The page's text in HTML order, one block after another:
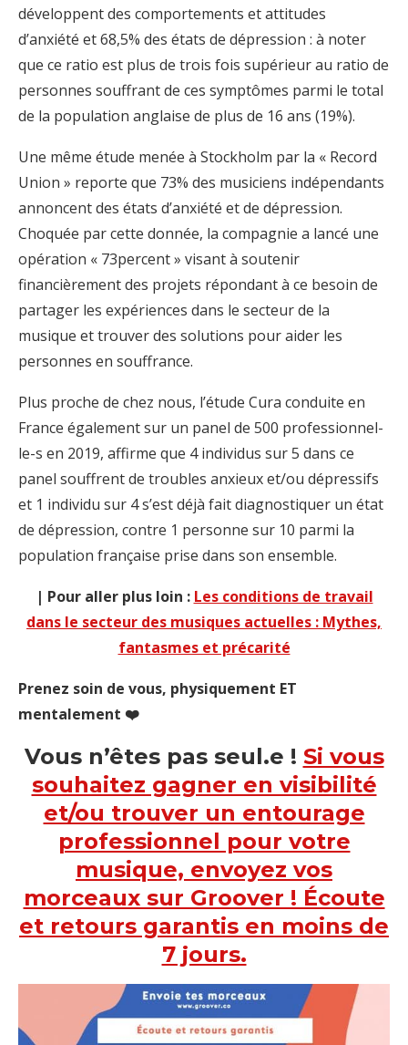
développent des comportements et attitudes
d’anxiété et 68,5% des états de dépression : à noter
que ce ratio est plus de trois fois supérieur au ratio de
personnes souffrant de ces symptômes parmi le total
de la population anglaise de plus de 16 ans (19%).
Une même étude menée à Stockholm par la « Record
Union » reporte que 73% des musiciens indépendants
annoncent des états d’anxiété et de dépression.
Choquée par cette donnée, la compagnie a lancé une
opération « 73percent » visant à soutenir
financièrement des projets répondant à ce besoin de
partager les expériences dans le secteur de la
musique et trouver des solutions pour aider les
personnes en souffrance.
Plus proche de chez nous, l’étude Cura conduite en
France également sur un panel de 500 professionnel-
le-s en 2019, affirme que 4 individus sur 5 dans ce
panel souffrent de troubles anxieux et/ou dépressifs
et 1 individu sur 4 s’est déjà fait diagnostiquer un état
de dépression, contre 1 personne sur 10 parmi la
population française prise dans son ensemble.
| Pour aller plus loin : Les conditions de travail
dans le secteur des musiques actuelles : Mythes,
fantasmes et précarité
Prenez soin de vous, physiquement ET
mentalement ❤️
Vous n’êtes pas seul.e ! Si vous
souhaitez gagner en visibilité
et/ou trouver un entourage
professionnel pour votre
musique, envoyez vos
morceaux sur Groover ! Écoute
et retours garantis en moins de
7 jours.